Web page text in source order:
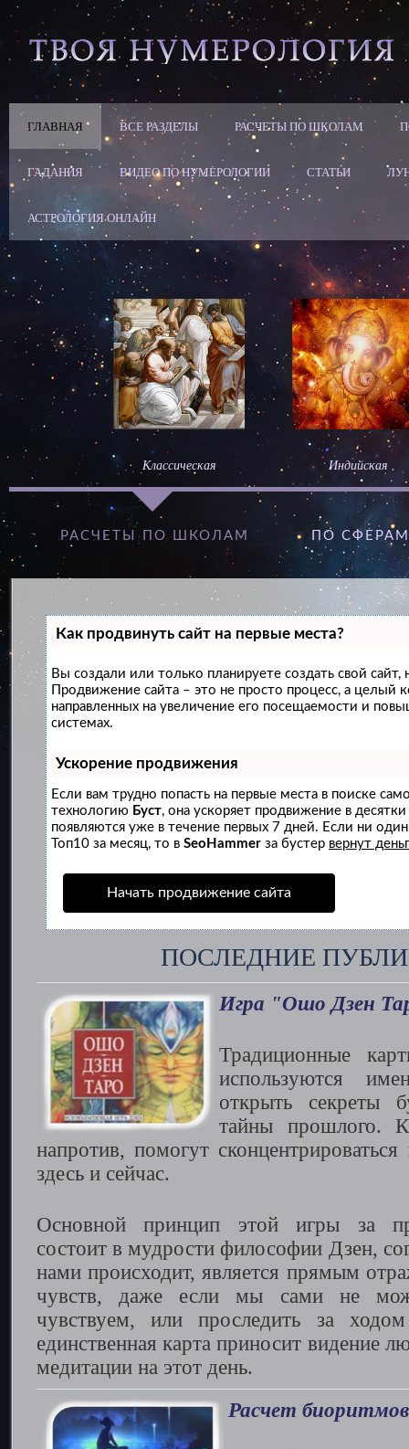
ГЛАВНАЯ ВСЕ РАЗДЕЛЫ РАСЧЕТЫ ПО ШКОЛАМ
ГАДАНИЯ ВИДЕО ПО НУМЕРОЛОГИИ СТАТЬИ
АСТРОЛОГИЯ ОНЛАЙН
Классическая Индийская
РАСЧЕТЫ ПО ШКОЛАМ ПО
Как продвинуть сайт на первые места?
Вы создали или только планируете создать свой сайт,
Продвижение сайта – это не просто процесс, а целый
направленных на увеличение его посещаемости и
системах.
Ускорение продвижения
Если вам трудно попасть на первые места в поиске
технологию Буст, она ускоряет продвижение в
появляются уже в течение первых 7 дней. Если ни один
Топ10 за месяц, то в SeoHammer за бустер вернут
Начать продвижение сайта
ПОСЛЕДНИЕ
Игра "Ошо Дзен
Традиционные
используются
открыть секреты
тайны прошлого.
напротив, помогут
здесь и сейчас.
Основной принцип этой игры за
состоит в мудрости философии Дзен,
нами происходит, является прямым
чувств, даже если мы сами не
чувствуем, или проследить за
единственная карта приносит видение
медитации на этот день.
Расчет